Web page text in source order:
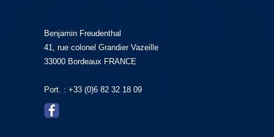
Benjamin Freudenthal
41, rue colonel Grandier Vazeille
33000 Bordeaux FRANCE
Port. : +33 (0)6 82 32 18 09